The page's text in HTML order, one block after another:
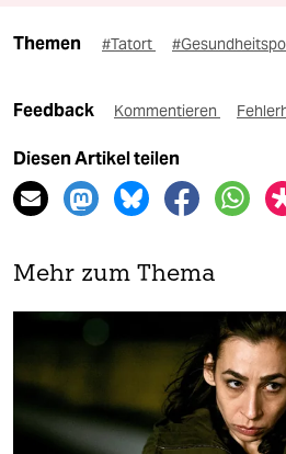
Themen #Tatort
Feedback Kommentieren
Diesen Artikel teilen
Mehr zum Thema